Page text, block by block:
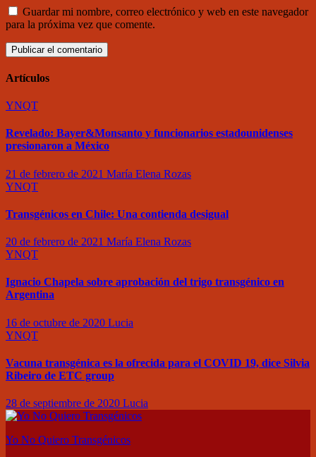
Guardar mi nombre, correo electrónico y web en este navegador
para la próxima vez que comente.
Artículos
YNQT
Revelado: Bayer&Monsanto y funcionarios estadounidenses
presionaron a México
21 de febrero de 2021 María Elena Rozas
YNQT
Transgénicos en Chile: Una contienda desigual
20 de febrero de 2021 María Elena Rozas
YNQT
Ignacio Chapela sobre aprobación del trigo transgénico en
Argentina
16 de octubre de 2020 Lucia
YNQT
Vacuna transgénica es la ofrecida para el COVID 19, dice Silvia
Ribeiro de ETC group
28 de septiembre de 2020 Lucia
Yo No Quiero Transgénicos